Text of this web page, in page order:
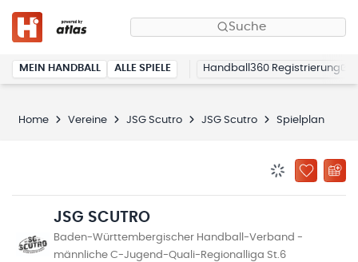
Suche
MEIN HANDBALL ALLE SPIELE Handball360 Registrierung
Home Vereine JSG Scutro JSG Scutro Spielplan
ZU
JSG SCUTRO
Baden-Württembergischer Handball-Verband -
männliche C-Jugend-Quali-Regionalliga St.6